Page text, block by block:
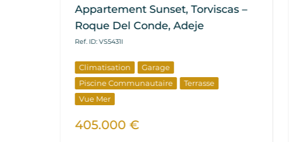
Appartement Sunset, Torviscas –
Roque Del Conde, Adeje
Ref. ID: VS5431I
Climatisation
Garage
Piscine Communautaire
Terrasse
Vue Mer
405.000 €